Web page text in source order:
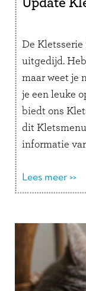
Update
De Kletsserie
uitgedijd.
maar weet je
je een leuke
biedt ons
dit
informatie
Lees meer >>